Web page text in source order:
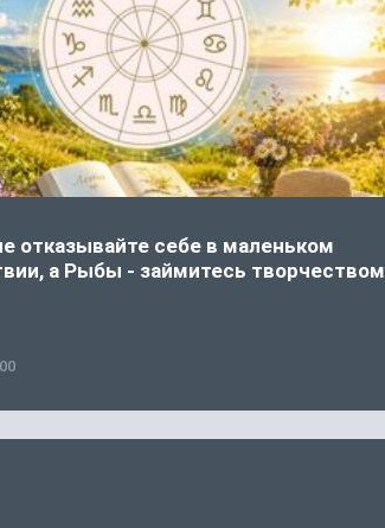
отказывайте себе в маленьком
а Рыбы - займитесь творчеством